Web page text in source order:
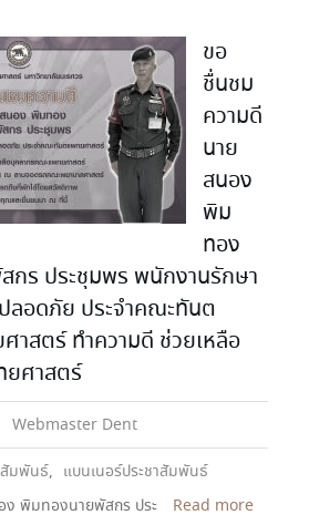
ขอ
ชื่นชม
ความดี
นาย
สนอง
พิม
ทอง
กร ประชุมพร พนักงานรักษา
ลอดภัย ประจำคณะทันต
าสตร์ ทำความดี ช่วยเหลือ
ศาสตร์
Webmaster Dent
สัมพันธ์, แบนเนอร์ประชาสัมพันธ์
พิมทองนายพัสกร ประ
Read more